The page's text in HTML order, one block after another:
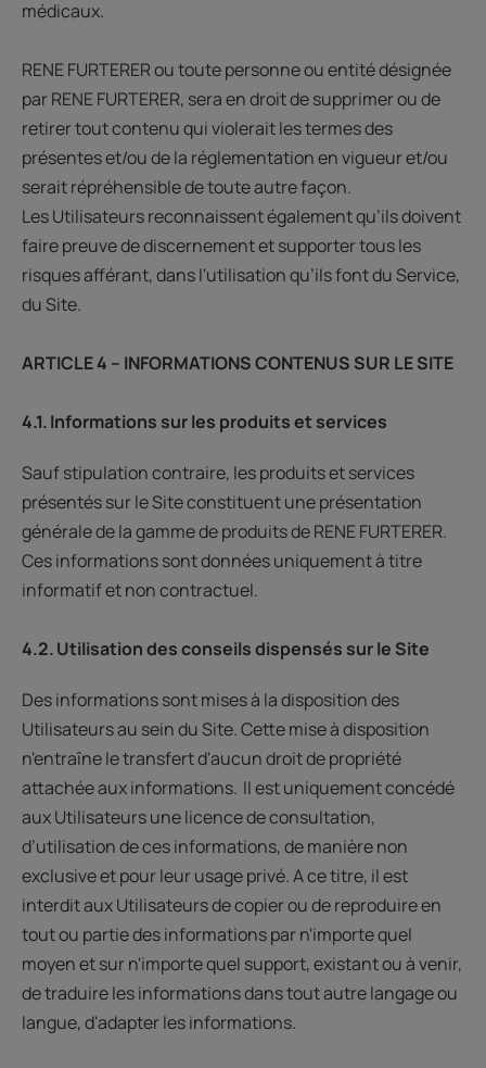
médicaux.
RENE FURTERER ou toute personne ou entité désignée
par RENE FURTERER, sera en droit de supprimer ou de
retirer tout contenu qui violerait les termes des
présentes et/ou de la réglementation en vigueur et/ou
serait répréhensible de toute autre façon.
Les Utilisateurs reconnaissent également qu’ils doivent
faire preuve de discernement et supporter tous les
risques afférant, dans l'utilisation qu’ils font du Service,
du Site.
ARTICLE 4 – INFORMATIONS CONTENUS SUR LE SITE
4.1. Informations sur les produits et services
Sauf stipulation contraire, les produits et services
présentés sur le Site constituent une présentation
générale de la gamme de produits de RENE FURTERER.
Ces informations sont données uniquement à titre
informatif et non contractuel.
4.2. Utilisation des conseils dispensés sur le Site
Des informations sont mises à la disposition des
Utilisateurs au sein du Site. Cette mise à disposition
n'entraîne le transfert d'aucun droit de propriété
attachée aux informations. Il est uniquement concédé
aux Utilisateurs une licence de consultation,
d’utilisation de ces informations, de manière non
exclusive et pour leur usage privé. A ce titre, il est
interdit aux Utilisateurs de copier ou de reproduire en
tout ou partie des informations par n'importe quel
moyen et sur n'importe quel support, existant ou à venir,
de traduire les informations dans tout autre langage ou
langue, d'adapter les informations.